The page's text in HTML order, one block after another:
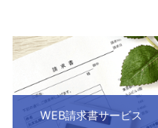
WEB請求書サービス